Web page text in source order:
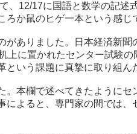
、12/17に国語と数学の記述
か鼠のヒゲ一本という感じ
ありました。日本経済新聞
上に置かれたセンター試験
いう課題に真摯に取り組ん
本欄で述べてきたようにセ
よると、専門家の間では、